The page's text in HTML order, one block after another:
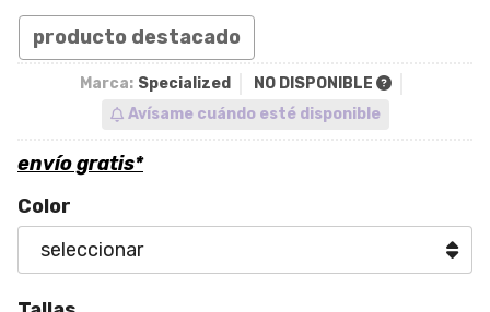
producto destacado
Marca: Specialized
NO DISPONIBLE
Avísame cuándo esté disponible
envío gratis*
Color